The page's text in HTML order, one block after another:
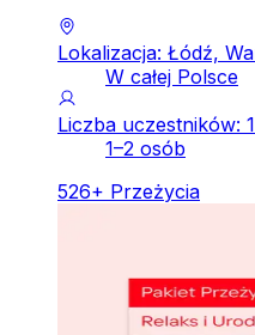
Lokalizacja: Łódź,
W całej Polsce
Liczba uczestników:
1–2 osób
526+ Przeżycia